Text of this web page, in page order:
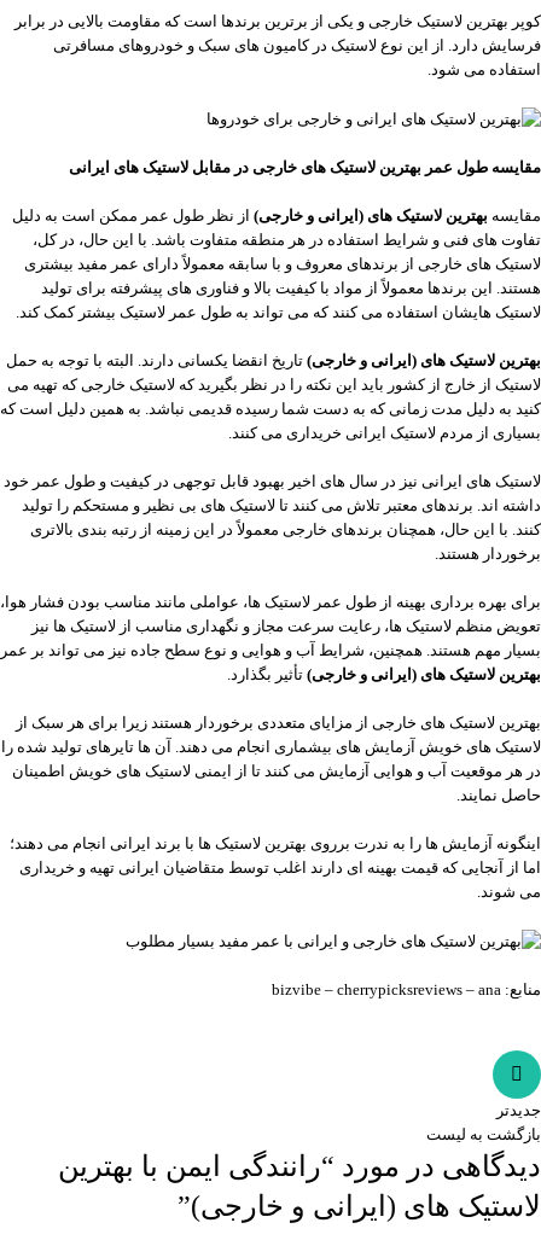
کوپر بهترین لاستیک خارجی و یکی از برترین برندها است که مقاومت بالایی در برابر
فرسایش دارد. از این نوع لاستیک در کامیون های سبک و خودروهای مسافرتی
استفاده می شود.
مقایسه طول عمر بهترین لاستیک های خارجی در مقابل لاستیک های ایرانی
مقایسه بهترین لاستیک های (ایرانی و خارجی) از نظر طول عمر ممکن است به دلیل
تفاوت ‌های فنی و شرایط استفاده در هر منطقه متفاوت باشد. با این حال، در کل،
لاستیک ‌های خارجی از برندهای معروف و با سابقه معمولاً دارای عمر مفید بیشتری
هستند. این برندها معمولاً از مواد با کیفیت بالا و فناوری ‌های پیشرفته برای تولید
لاستیک ‌هایشان استفاده می ‌کنند که می ‌تواند به طول عمر لاستیک بیشتر کمک کند.
بهترین لاستیک های (ایرانی و خارجی) تاریخ انقضا یکسانی دارند. البته با توجه به حمل
لاستیک از خارج از کشور باید این نکته را در نظر بگیرید که لاستیک خارجی که تهیه می
کنید به دلیل مدت زمانی که به دست شما رسیده قدیمی نباشد. به همین دلیل است که
بسیاری از مردم لاستیک ایرانی خریداری می کنند.
لاستیک ‌های ایرانی نیز در سال ‌های اخیر بهبود قابل توجهی در کیفیت و طول عمر خود
داشته‌ اند. برندهای معتبر تلاش می ‌کنند تا لاستیک ‌های بی نظیر و مستحکم را تولید
کنند. با این حال، همچنان برندهای خارجی معمولاً در این زمینه از رتبه ‌بندی بالاتری
برخوردار هستند.
برای بهره ‌برداری بهینه از طول عمر لاستیک‌ ها، عواملی مانند مناسب بودن فشار هوا،
تعویض منظم لاستیک ‌ها، رعایت سرعت مجاز و نگهداری مناسب از لاستیک ‌ها نیز
بسیار مهم هستند. همچنین، شرایط آب و هوایی و نوع سطح جاده نیز می ‌تواند بر عمر
بهترین لاستیک های (ایرانی و خارجی) تأثیر بگذارد.
بهترین لاستیک های خارجی از مزایای متعددی برخوردار هستند زیرا برای هر سبک از
لاستیک های خویش آزمایش های بیشماری انجام می دهند. آن ها تایرهای تولید شده را
در هر موقعیت آب و هوایی آزمایش می کنند تا از ایمنی لاستیک های خویش اطمینان
حاصل نمایند.
اینگونه آزمایش ها را به ندرت برروی بهترین لاستیک ها با برند ایرانی انجام می دهند؛
اما از آنجایی که قیمت بهینه ای دارند اغلب توسط متقاضیان ایرانی تهیه و خریداری
می شوند.
منابع: bizvibe – cherrypicksreviews – ana
جدیدتر
بازگشت به لیست
دیدگاهی در مورد “رانندگی ایمن با بهترین
لاستیک های (ایرانی و خارجی)”